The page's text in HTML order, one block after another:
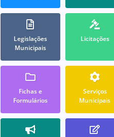
Legislações
Municipais
Licitações
Fichas e
Formulários
Serviços
Municipais